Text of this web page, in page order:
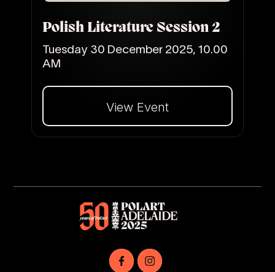
Polish Literature Session 2
Tuesday 30 December 2025, 10.00
AM
View Event
Dalej